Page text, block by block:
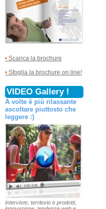
• Scarica la brochure
• Sfoglia la brochure on line!
VIDEO Gallery !
A volte è più rilassante
ascoltare piuttosto che
leggere :)
Interviste, territorio e prodotti,